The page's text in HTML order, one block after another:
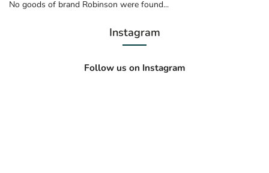
No goods of brand Robinson were found...
Instagram
Follow us on Instagram